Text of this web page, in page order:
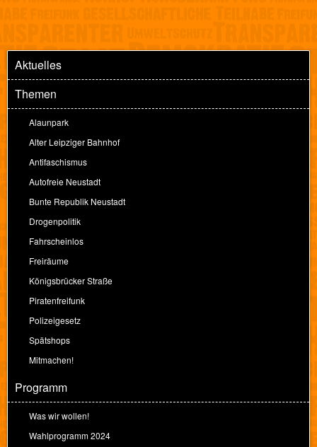
Aktuelles
Themen
Alaunpark
Alter Leipziger Bahnhof
Antifaschismus
Autofreie Neustadt
Bunte Republik Neustadt
Drogenpolitik
Fahrscheinlos
Freiräume
Königsbrücker Straße
Piratenfreifunk
Polizeigesetz
Spätshops
Mitmachen!
Programm
Was wir wollen!
Wahlprogramm 2024